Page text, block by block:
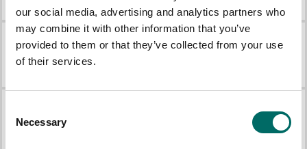
our social media, advertising and analytics partners who
may combine it with other information that you’ve
provided to them or that they’ve collected from your use
of their services.
Selection
Necessary
Magnet flexibel
KR 12200-14
Skumgummigrepp
Styrning M10x1.0 Styrning M10x1.25